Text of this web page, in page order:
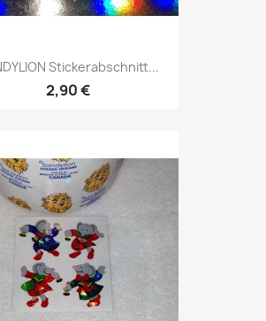
Stickerabschnitt...
2,90 €